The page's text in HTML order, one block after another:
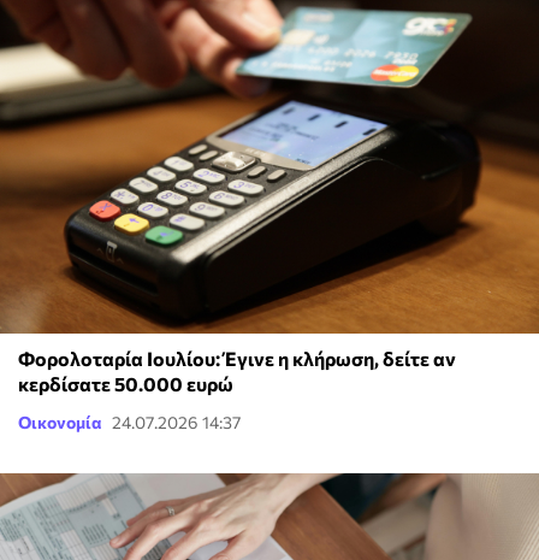
Φορολοταρία Ιουλίου: Έγινε η κλήρωση, δείτε αν
κερδίσατε 50.000 ευρώ
Οικονομία 24.07.2026 14:37